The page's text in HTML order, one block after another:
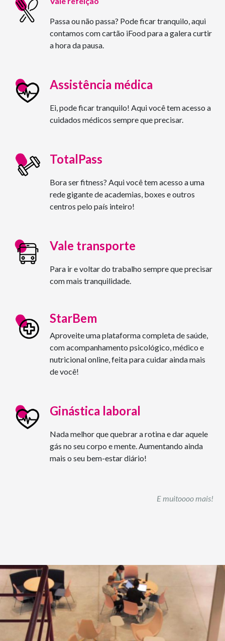
Passa ou não passa? Pode ficar tranquilo, aqui
contamos com cartão iFood para a galera curtir
a hora da pausa.
Assistência médica
Ei, pode ficar tranquilo! Aqui você tem acesso a
cuidados médicos sempre que precisar.
TotalPass
Bora ser fitness? Aqui você tem acesso a uma
rede gigante de academias, boxes e outros
centros pelo país inteiro!
Vale transporte
Para ir e voltar do trabalho sempre que precisar
com mais tranquilidade.
StarBem
Aproveite uma plataforma completa de saúde,
com acompanhamento psicológico, médico e
nutricional online, feita para cuidar ainda mais
de você!
Ginástica laboral
Nada melhor que quebrar a rotina e dar aquele
gás no seu corpo e mente. Aumentando ainda
mais o seu bem-estar diário!
E muitoooo mais!